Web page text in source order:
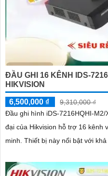
ĐẦU GHI 16 KÊNH IDS-
HIKVISION
6,500,000 ₫
9,310,000 ₫
Đầu ghi hình iDS-7216HQHI-
đại của Hikvision hỗ trợ 16 kênh
minh. Thiết bị này nổi bật với